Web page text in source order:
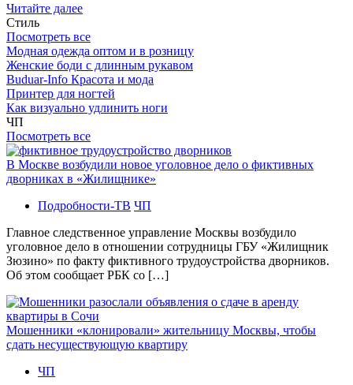
Читайте далее
Стиль
Посмотреть все
Модная одежда оптом и в розницу
Женские боди с длинным рукавом
Buduar-Info Красота и мода
Принтер для ногтей
Как визуально удлинить ноги
ЧП
Посмотреть все
В Москве возбудили новое уголовное дело о фиктивных
дворниках в «Жилищнике»
Подробности-ТВ ЧП
Главное следственное управление Москвы возбудило
уголовное дело в отношении сотрудницы ГБУ «Жилищник
Зюзино» по факту фиктивного трудоустройства дворников.
Об этом сообщает РБК со […]
Мошенники «клонировали» жительницу Москвы, чтобы
сдать несуществующую квартиру
ЧП